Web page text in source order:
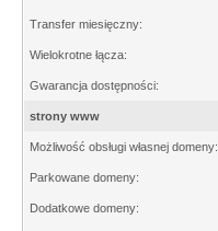
Transfer miesięczny:
Wielokrotne łącza:
Gwarancja dostępności:
strony www
Możliwość obsługi własnej domeny:
Parkowane domeny:
Dodatkowe domeny: